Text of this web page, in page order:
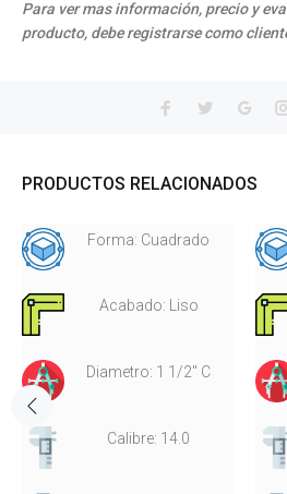
Para ver mas información, precio y
producto, debe registrarse como
PRODUCTOS RELACIONADOS
Forma: Cuadrado
Acabado: Liso
Diametro: 1 1/2" C
Calibre: 14.0